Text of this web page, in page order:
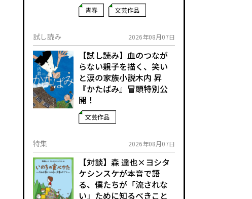
青春 文芸作品
試し読み 2026年08月07日
【試し読み】血のつなが
らない親子を描く、笑い
と涙の家族小説――木内 昇
『かたばみ』冒頭特別公
開！
文芸作品
特集 2026年08月07日
【対談】森 達也×ヨシタ
ケシンスケが本音で語
る、僕たちが「流されな
い」ために知るべきこと